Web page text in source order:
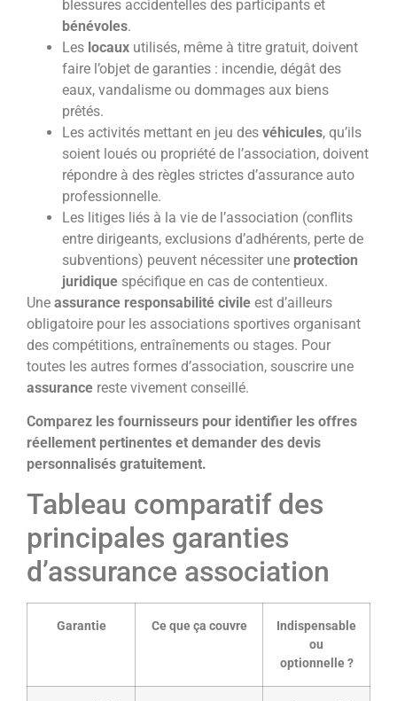
blessures accidentelles des participants et
bénévoles.
Les locaux utilisés, même à titre gratuit, doivent
faire l’objet de garanties : incendie, dégât des
eaux, vandalisme ou dommages aux biens
prêtés.
Les activités mettant en jeu des véhicules, qu’ils
soient loués ou propriété de l’association, doivent
répondre à des règles strictes d’assurance auto
professionnelle.
Les litiges liés à la vie de l’association (conflits
entre dirigeants, exclusions d’adhérents, perte de
subventions) peuvent nécessiter une protection
juridique spécifique en cas de contentieux.
Une assurance responsabilité civile est d’ailleurs
obligatoire pour les associations sportives organisant
des compétitions, entraînements ou stages. Pour
toutes les autres formes d’association, souscrire une
assurance reste vivement conseillé.
Comparez les fournisseurs pour identifier les offres
réellement pertinentes et demander des devis
personnalisés gratuitement.
Tableau comparatif des
principales garanties
d’assurance association
Garantie Ce que ça couvre
Indispensable
ou
optionnelle ?